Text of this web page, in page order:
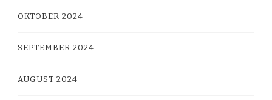
OKTOBER 2024
SEPTEMBER 2024
AUGUST 2024